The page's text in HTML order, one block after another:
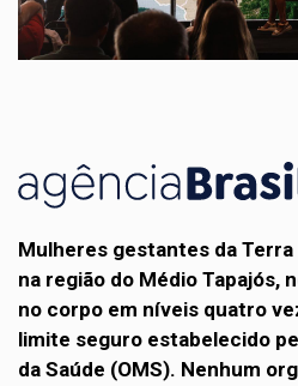
Mulheres gestantes da
na região do Médio Tapajós,
no corpo em níveis quatro
limite seguro estabelecido
da Saúde (OMS). Nenhum